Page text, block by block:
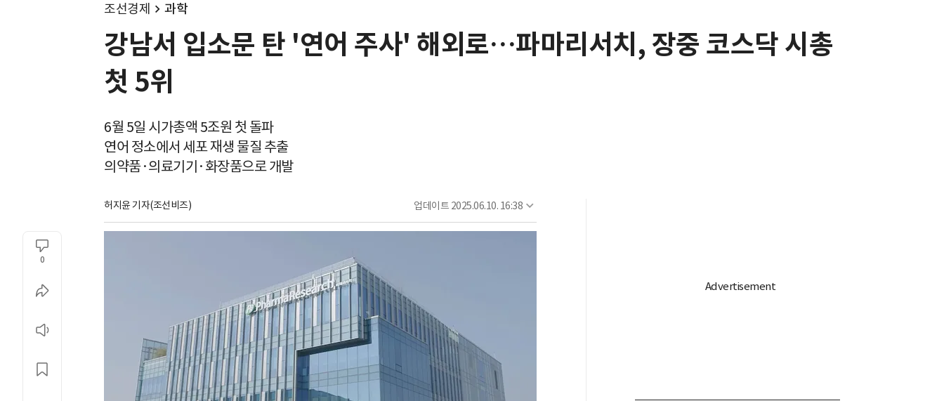
조선경제 과학
강남서 입소문 탄 '연어 주사' 해외로…파마리서치, 장중 코스닥 시총
첫 5위
6월 5일 시가총액 5조원 첫 돌파
연어 정소에서 세포 재생 물질 추출
의약품·의료기기·화장품으로 개발
허지윤 기자(조선비즈) 업데이트 2025.06.10. 16:38
0